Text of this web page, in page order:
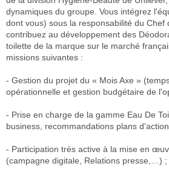
dynamiques du groupe. Vous intégrez
dont vous) sous la responsabilité du Chef
contribuez au développement des
toilette de la marque sur le marché
missions suivantes :
- Gestion du projet du « Mois Axe »
opérationnelle et gestion budgétaire de
- Prise en charge de la gamme Eau De
business, recommandations plans
- Participation très active à la mise en
(campagne digitale, Relations presse,…) ;